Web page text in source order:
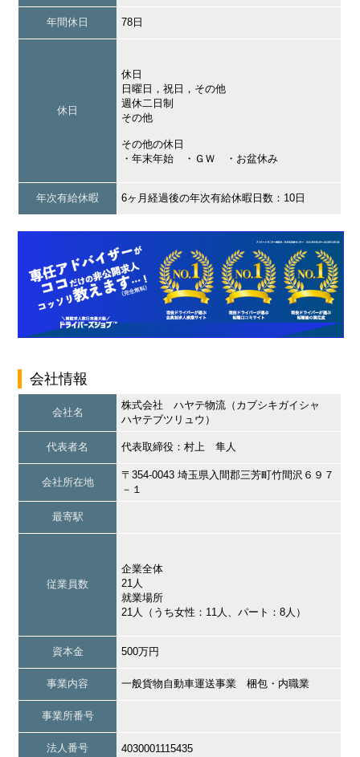
年間休日 78日
休日
休日
日曜日，祝日，その他
週休二日制
その他
その他の休日
・年末年始 ・ＧＷ ・お盆休み
年次有給休暇 6ヶ月経過後の年次有給休暇日数：10日
会社情報
会社名
株式会社 ハヤテ物流（カブシキガイシャ
ハヤテブツリュウ）
代表者名 代表取締役：村上 隼人
会社所在地
〒354-0043 埼玉県入間郡三芳町竹間沢６９７
－１
最寄駅
従業員数
企業全体
21人
就業場所
21人（うち女性：11人、パート：8人）
資本金 500万円
事業内容 一般貨物自動車運送事業 梱包・内職業
事業所番号
法人番号 4030001115435